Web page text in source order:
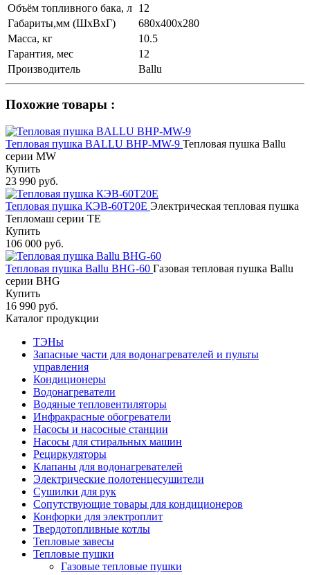
Объём топливного бака, л 12
Габариты,мм (ШхВхГ)
680х400х280
Масса, кг
10.5
Гарантия, мес
12
Производитель
Ballu
Похожие товары :
Тепловая пушка BALLU BHP-MW-9 Тепловая пушка Ballu
серии MW
Купить
23 990 руб.
Тепловая пушка КЭВ-60Т20Е Электрическая тепловая пушка
Тепломаш серии ТЕ
Купить
106 000 руб.
Тепловая пушка Ballu BHG-60 Газовая тепловая пушка Ballu
серии BHG
Купить
16 990 руб.
Каталог продукции
ТЭНы
Запасные части для водонагревателей и пульты
управления
Кондиционеры
Водонагреватели
Водяные тепловентиляторы
Инфракрасные обогреватели
Насосы и насосные станции
Насосы для стиральных машин
Рециркуляторы
Клапаны для водонагревателей
Электрические полотенцесушители
Сушилки для рук
Сопутствующие товары для кондиционеров
Конфорки для электроплит
Твердотопливные котлы
Тепловые завесы
Тепловые пушки
Газовые тепловые пушки